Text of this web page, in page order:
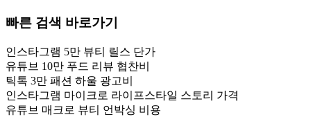
빠른 검색 바로가기
인스타그램 5만 뷰티 릴스 단가
유튜브 10만 푸드 리뷰 협찬비
틱톡 3만 패션 하울 광고비
인스타그램 마이크로 라이프스타일 스토리 가격
유튜브 매크로 뷰티 언박싱 비용